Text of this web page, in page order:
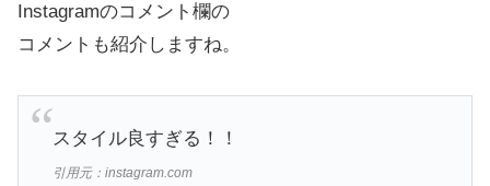
Instagramのコメント欄の
コメントも紹介しますね。
スタイル良すぎる！！
引用元：instagram.com